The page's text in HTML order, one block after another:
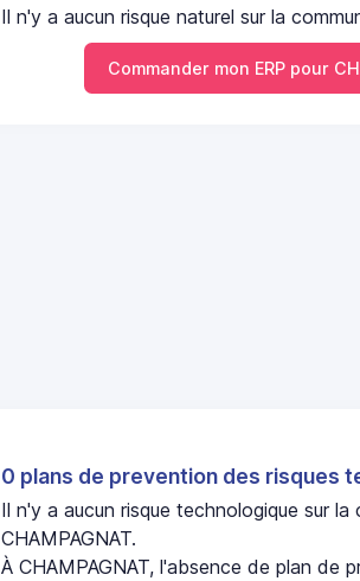
Il n'y a aucun risque naturel sur la
Commander mon ERP pour
0 plans de prevention des risques
Il n'y a aucun risque technologique sur la
CHAMPAGNAT.
À CHAMPAGNAT, l'absence de plan de